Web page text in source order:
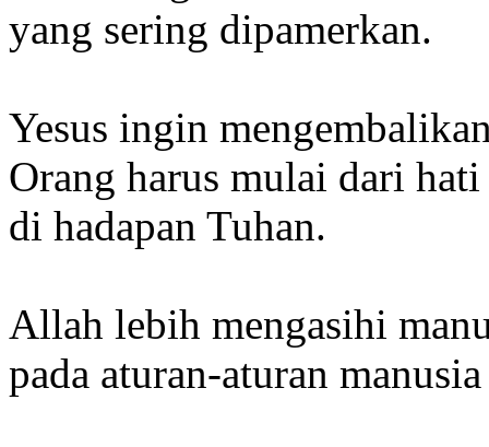
yang sering dipamerkan.
Yesus ingin
Orang harus mulai dari
di hadapan Tuhan.
Allah lebih mengasihi
pada aturan-aturan